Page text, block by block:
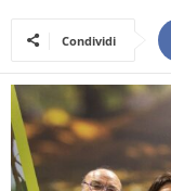
Condividi